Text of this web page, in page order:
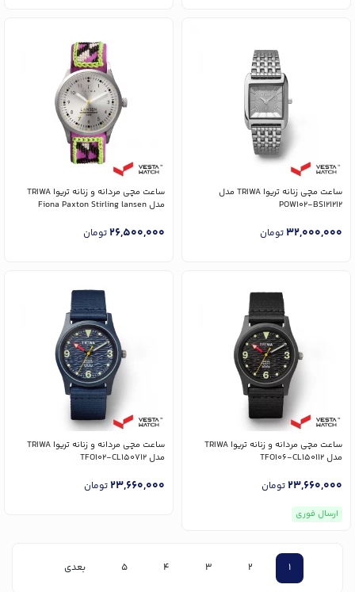
ساعت مچی زنانه تریوا TRIWA مدل
POW102-BS121212
32,000,000تومان
ساعت مچی مردانه و زنانه تریوا TRIWA
مدل Fiona Paxton Stirling lansen
26,500,000تومان
ساعت مچی مردانه و زنانه تریوا TRIWA
مدل TFO106-CL150112
23,660,000تومان
ارسال فوری
ساعت مچی مردانه و زنانه تریوا TRIWA
مدل TFO102-CL150712
23,660,000تومان
1
2
3
4
5 بعدی